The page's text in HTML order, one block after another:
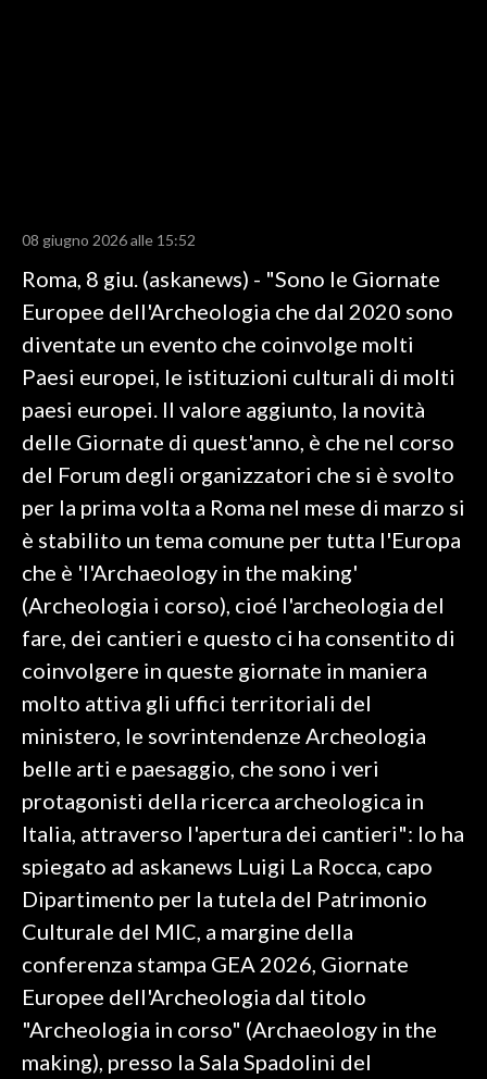
CALCIO
CULTURA
SPETTACOLI
GOSSIP
SALUTE
SARDI NEL MONDO
NOTIZIE
EVENTI
#CARAUNIONE
3 MINUTI CON
INSULARITÀ
INFO AZIENDE
ABBONATI
08 giugno 2026 alle 15:52
Roma, 8 giu. (askanews) - "Sono le Giornate
Europee dell'Archeologia che dal 2020 sono
diventate un evento che coinvolge molti
Paesi europei, le istituzioni culturali di molti
paesi europei. Il valore aggiunto, la novità
delle Giornate di quest'anno, è che nel corso
del Forum degli organizzatori che si è svolto
per la prima volta a Roma nel mese di marzo si
è stabilito un tema comune per tutta l'Europa
che è 'l'Archaeology in the making'
(Archeologia i corso), cioé l'archeologia del
fare, dei cantieri e questo ci ha consentito di
coinvolgere in queste giornate in maniera
molto attiva gli uffici territoriali del
ministero, le sovrintendenze Archeologia
belle arti e paesaggio, che sono i veri
protagonisti della ricerca archeologica in
Italia, attraverso l'apertura dei cantieri": lo ha
spiegato ad askanews Luigi La Rocca, capo
Dipartimento per la tutela del Patrimonio
Culturale del MIC, a margine della
conferenza stampa GEA 2026, Giornate
Europee dell'Archeologia dal titolo
"Archeologia in corso" (Archaeology in the
making), presso la Sala Spadolini del